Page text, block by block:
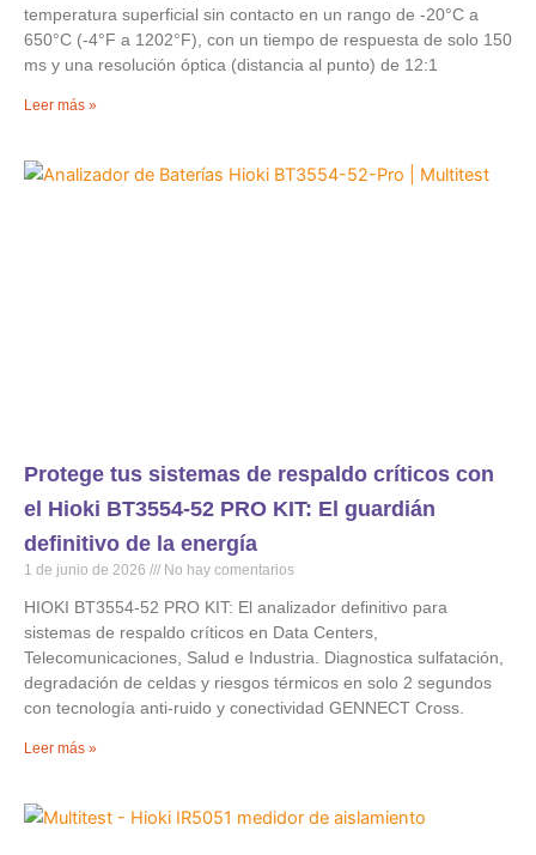
temperatura superficial sin contacto en un rango de -20°C a
650°C (-4°F a 1202°F), con un tiempo de respuesta de solo 150
ms y una resolución óptica (distancia al punto) de 12:1
Leer más »
Protege tus sistemas de respaldo críticos con
el Hioki BT3554-52 PRO KIT: El guardián
definitivo de la energía
1 de junio de 2026 No hay comentarios
HIOKI BT3554-52 PRO KIT: El analizador definitivo para
sistemas de respaldo críticos en Data Centers,
Telecomunicaciones, Salud e Industria. Diagnostica sulfatación,
degradación de celdas y riesgos térmicos en solo 2 segundos
con tecnología anti-ruido y conectividad GENNECT Cross.
Leer más »